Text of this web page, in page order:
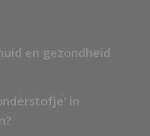
en gezondheid
in